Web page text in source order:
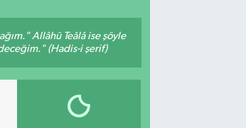
Allâhü Teâlâ ise şöyle
(Hadis-i şerif)